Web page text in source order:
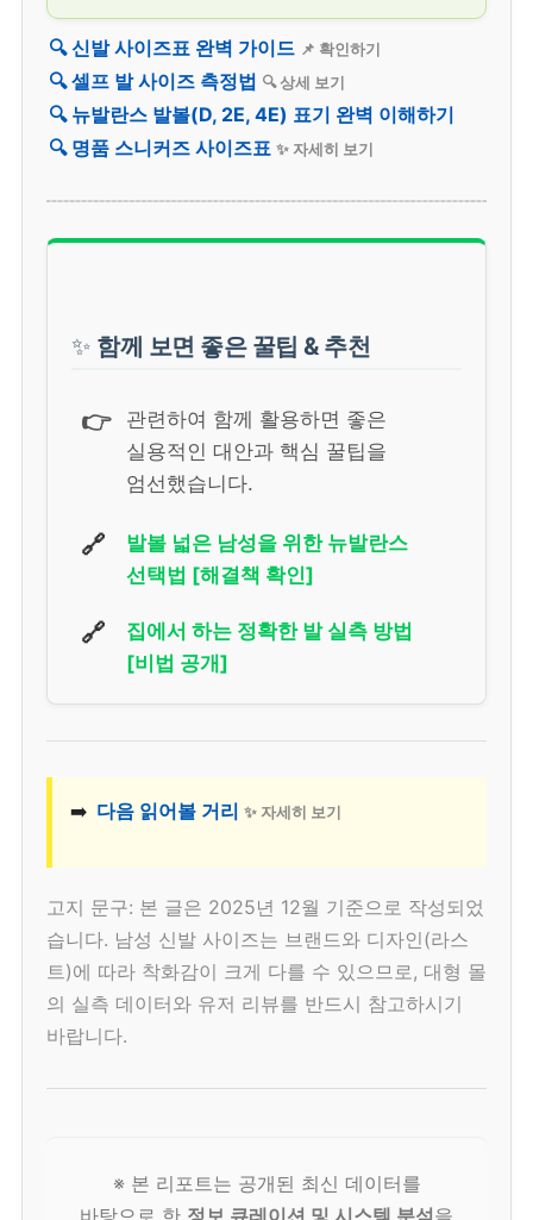
🔍 신발 사이즈표 완벽 가이드 📌 확인하기
🔍 셀프 발 사이즈 측정법 🔍 상세 보기
🔍 뉴발란스 발볼(D, 2E, 4E) 표기 완벽 이해하기
🔍 명품 스니커즈 사이즈표 ✨ 자세히 보기
✨ 함께 보면 좋은 꿀팁 & 추천
👉
관련하여 함께 활용하면 좋은
실용적인 대안과 핵심 꿀팁을
엄선했습니다.
🔗
발볼 넓은 남성을 위한 뉴발란스
선택법 [해결책 확인]
🔗
집에서 하는 정확한 발 실측 방법
[비법 공개]
➡️ 다음 읽어볼 거리 ✨ 자세히 보기
고지 문구: 본 글은 2025년 12월 기준으로 작성되었
습니다. 남성 신발 사이즈는 브랜드와 디자인(라스
트)에 따라 착화감이 크게 다를 수 있으므로, 대형 몰
의 실측 데이터와 유저 리뷰를 반드시 참고하시기
바랍니다.
※ 본 리포트는 공개된 최신 데이터를
바탕으로 한 정보 큐레이션 및 시스템 분석을